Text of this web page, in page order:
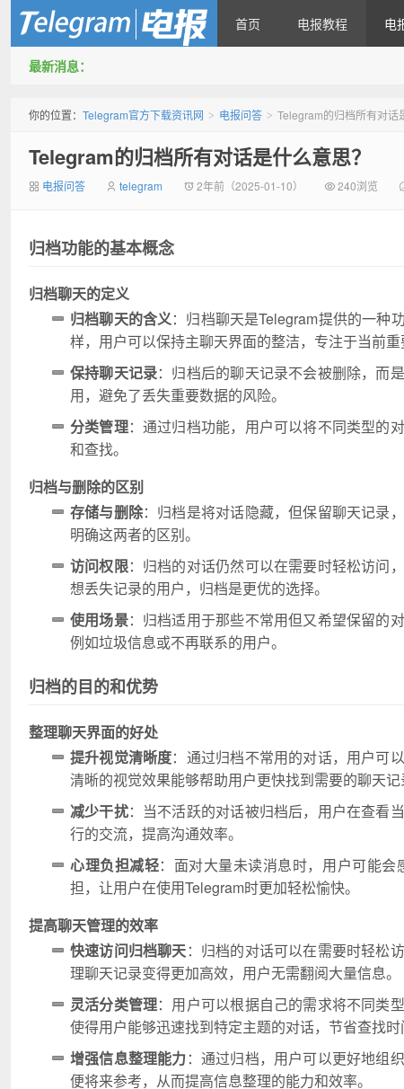
首页 电报教程 电
最新消息：
你的位置： Telegram官方下载资讯网 > 电报问答 > Telegram的归档所有对话
Telegram的归档所有对话是什么意思？
电报问答 telegram 2年前（2025-01-10） 240浏览
归档功能的基本概念
归档聊天的定义
归档聊天的含义：归档聊天是Telegram提供的一种
样，用户可以保持主聊天界面的整洁，专注于当前重
保持聊天记录：归档后的聊天记录不会被删除，而
用，避免了丢失重要数据的风险。
分类管理：通过归档功能，用户可以将不同类型的
和查找。
归档与删除的区别
存储与删除：归档是将对话隐藏，但保留聊天记录
明确这两者的区别。
访问权限：归档的对话仍然可以在需要时轻松访问
想丢失记录的用户，归档是更优的选择。
使用场景：归档适用于那些不常用但又希望保留的
例如垃圾信息或不再联系的用户。
归档的目的和优势
整理聊天界面的好处
提升视觉清晰度：通过归档不常用的对话，用户可
清晰的视觉效果能够帮助用户更快找到需要的聊天记
减少干扰：当不活跃的对话被归档后，用户在查看
行的交流，提高沟通效率。
心理负担减轻：面对大量未读消息时，用户可能
担，让用户在使用Telegram时更加轻松愉快。
提高聊天管理的效率
快速访问归档聊天：归档的对话可以在需要时轻松
理聊天记录变得更加高效，用户无需翻阅大量信息。
灵活分类管理：用户可以根据自己的需求将不同类
使得用户能够迅速找到特定主题的对话，节省查找时
增强信息整理能力 ：通过归档，用户可以更好地组
便将来参考，从而提高信息整理的能力和效率。